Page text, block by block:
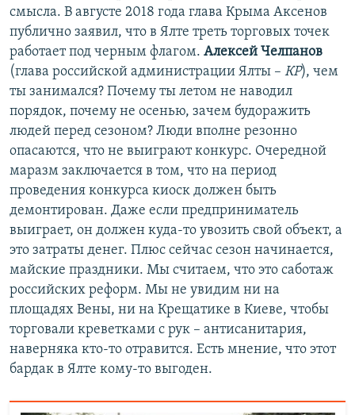
смысла. В августе 2018 года глава Крыма Аксенов
публично заявил, что в Ялте треть торговых точек
работает под черным флагом. Алексей Челпанов
(глава российской администрации Ялты – КР), чем
ты занимался? Почему ты летом не наводил
порядок, почему не осенью, зачем будоражить
людей перед сезоном? Люди вполне резонно
опасаются, что не выиграют конкурс. Очередной
маразм заключается в том, что на период
проведения конкурса киоск должен быть
демонтирован. Даже если предприниматель
выиграет, он должен куда-то увозить свой объект, а
это затраты денег. Плюс сейчас сезон начинается,
майские праздники. Мы считаем, что это саботаж
российских реформ. Мы не увидим ни на
площадях Вены, ни на Крещатике в Киеве, чтобы
торговали креветками с рук – антисанитария,
наверняка кто-то отравится. Есть мнение, что этот
бардак в Ялте кому-то выгоден.